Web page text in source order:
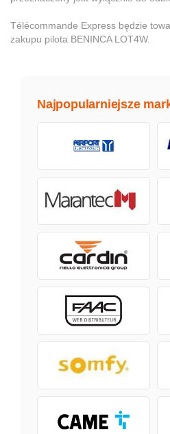
Télécommande Express będzie
zakupu pilota BENINCA LOT4W.
Najpopularniejsze